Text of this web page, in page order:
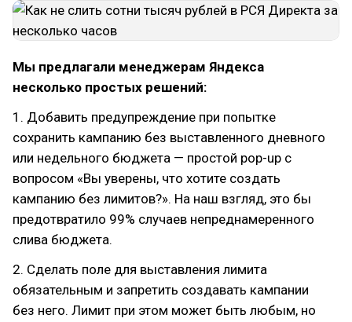
Мы предлагали менеджерам Яндекса
несколько простых решений:
1. Добавить предупреждение при попытке
сохранить кампанию без выставленного дневного
или недельного бюджета — простой pop-up с
вопросом «Вы уверены, что хотите создать
кампанию без лимитов?». На наш взгляд, это бы
предотвратило 99% случаев непреднамеренного
слива бюджета.
2. Сделать поле для выставления лимита
обязательным и запретить создавать кампании
без него. Лимит при этом может быть любым, но